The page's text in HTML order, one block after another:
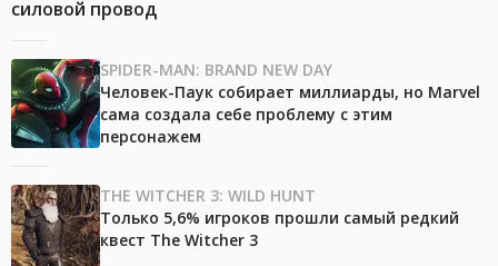
силовой провод
SPIDER-MAN: BRAND NEW DAY
Человек-Паук собирает миллиарды, но Marvel
сама создала себе проблему с этим
персонажем
THE WITCHER 3: WILD HUNT
Только 5,6% игроков прошли самый редкий
квест The Witcher 3